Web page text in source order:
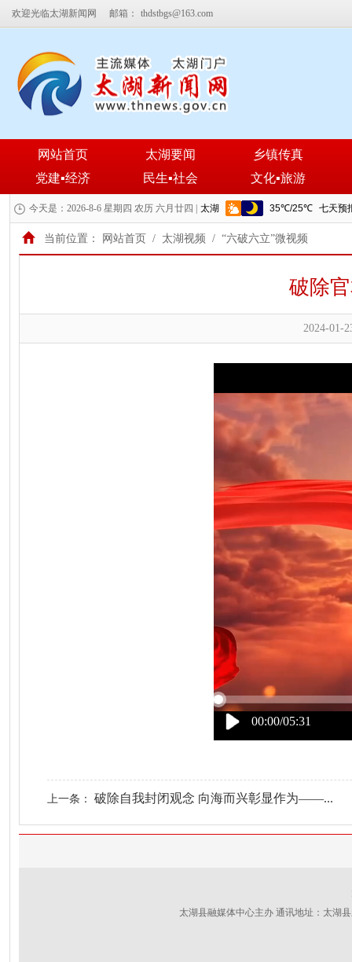
欢迎光临太湖新闻网 邮箱： thdstbgs@163.com
网站首页 太湖要闻
乡镇传真
党建▪经济
民生▪社会 文化▪旅游
今天是：2026-8-6 星期四 农历 六月廿四 |
当前位置： 网站首页 / 太湖视频 / “六破六立”微视频
破除
2024-01-
00:00/05:31
上一条： 破除自我封闭观念 向海而兴彰显作为——...
太湖县融媒体中心主办 通讯地址：太湖